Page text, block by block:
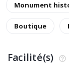
Monument
Boutique
Facilité(s)